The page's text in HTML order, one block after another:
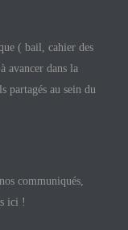
( bail, cahier des
avancer dans la
partagés au sein du
communiqués,
ici !